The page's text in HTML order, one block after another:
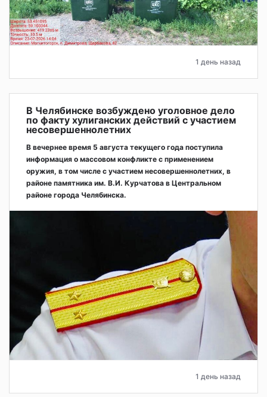
1 день назад
В Челябинске возбуждено уголовное дело
по факту хулиганских действий с участием
несовершеннолетних
В вечернее время 5 августа текущего года поступила
информация о массовом конфликте с применением
оружия, в том числе с участием несовершеннолетних, в
районе памятника им. В.И. Курчатова в Центральном
районе города Челябинска.
1 день назад